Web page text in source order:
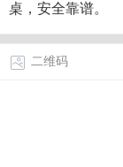
桌，安全靠谱。
二维码